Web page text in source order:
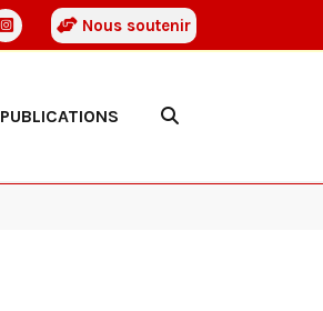
Nous soutenir
PUBLICATIONS